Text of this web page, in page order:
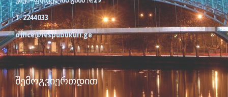
T. 2244033
office@respublikuri.ge
ᲨᲔᲛᲝᲒᲕᲘᲔᲠᲗᲓᲘᲗ